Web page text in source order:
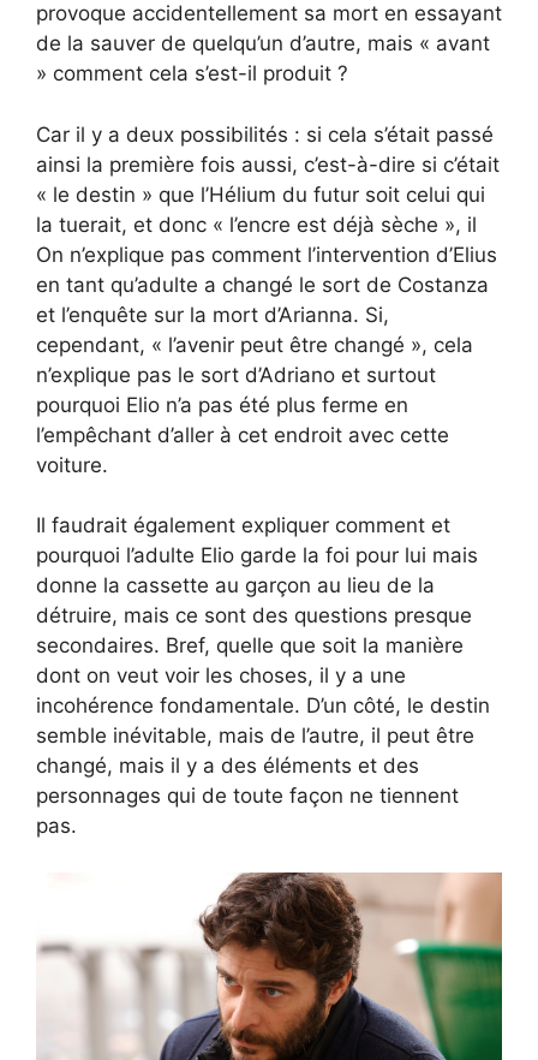
provoque accidentellement sa mort en essayant
de la sauver de quelqu’un d’autre, mais « avant
» comment cela s’est-il produit ?
Car il y a deux possibilités : si cela s’était passé
ainsi la première fois aussi, c’est-à-dire si c’était
« le destin » que l’Hélium du futur soit celui qui
la tuerait, et donc « l’encre est déjà sèche », il
On n’explique pas comment l’intervention d’Elius
en tant qu’adulte a changé le sort de Costanza
et l’enquête sur la mort d’Arianna. Si,
cependant, « l’avenir peut être changé », cela
n’explique pas le sort d’Adriano et surtout
pourquoi Elio n’a pas été plus ferme en
l’empêchant d’aller à cet endroit avec cette
voiture.
Il faudrait également expliquer comment et
pourquoi l’adulte Elio garde la foi pour lui mais
donne la cassette au garçon au lieu de la
détruire, mais ce sont des questions presque
secondaires. Bref, quelle que soit la manière
dont on veut voir les choses, il y a une
incohérence fondamentale. D’un côté, le destin
semble inévitable, mais de l’autre, il peut être
changé, mais il y a des éléments et des
personnages qui de toute façon ne tiennent
pas.